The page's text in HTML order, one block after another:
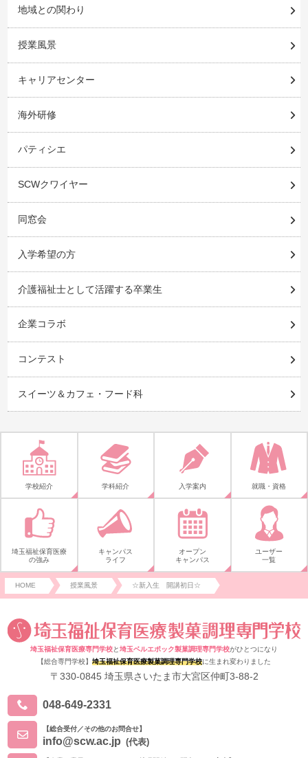
地域との関わり
授業風景
キャリアセンター
海外研修
パティシエ
SCWクワイヤー
同窓会
入学希望の方
介護福祉士として活躍する卒業生
企業コラボ
コンテスト
スイーツ＆カフェ・フード科
学校紹介 学科紹介 入学案内 就職・資格
埼玉福祉保育医療
の強み
キャンパス
ライフ
オープン
キャンパス
ユーザー
一覧
HOME 授業風景 ☆新入生 開講初日☆
埼玉福祉保育医療専門学校と埼玉ベルエポック製菓調理専門学校がひとつになり
【総合専門学校】 埼玉福祉保育医療製菓調理専門学校に生まれ変わりました
〒330-0845 埼玉県さいたま市大宮区仲町3-88-2
048-649-2331
【総合受付／その他のお問合せ】
info@scw.ac.jp (代表)